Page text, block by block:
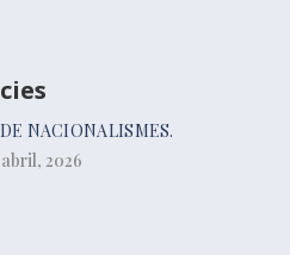
NACIONALISMES.
abril, 2026